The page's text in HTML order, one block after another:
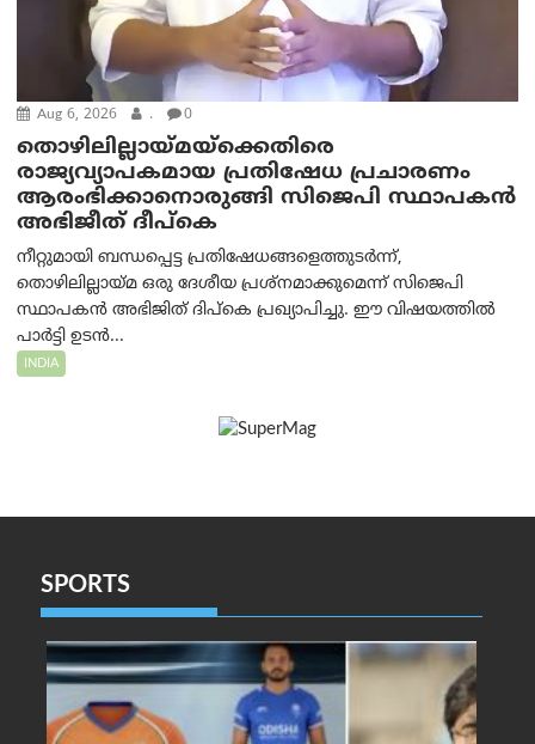
Aug 6, 2026 . 0
തൊഴിലില്ലായ്മയ്ക്കെതിരെ
രാജ്യവ്യാപകമായ പ്രതിഷേധ പ്രചാരണം
ആരംഭിക്കാനൊരുങ്ങി സിജെപി സ്ഥാപകന്‍
അഭിജീത് ദീപ്കെ
നീറ്റുമായി ബന്ധപ്പെട്ട പ്രതിഷേധങ്ങളെത്തുടർന്ന്,
തൊഴിലില്ലായ്മ ഒരു ദേശീയ പ്രശ്നമാക്കുമെന്ന് സിജെപി
സ്ഥാപകൻ അഭിജിത് ദിപ്കെ പ്രഖ്യാപിച്ചു. ഈ വിഷയത്തിൽ
പാർട്ടി ഉടൻ...
INDIA
SPORTS